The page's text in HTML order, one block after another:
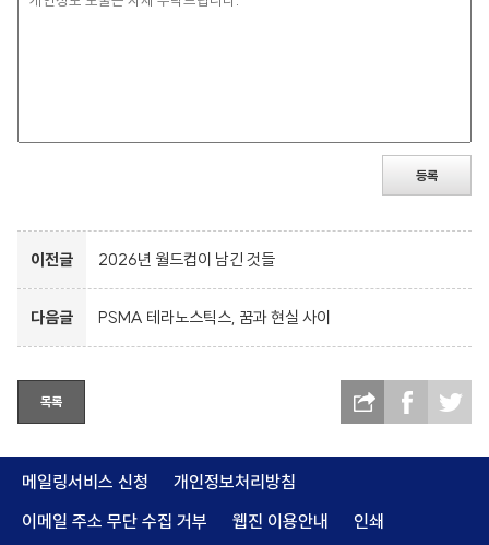
등록
이전글 2026년 월드컵이 남긴 것들
다음글 PSMA 테라노스틱스, 꿈과 현실 사이
목록
메일링서비스 신청
개인정보처리방침
이메일 주소 무단 수집 거부
웹진 이용안내 인쇄